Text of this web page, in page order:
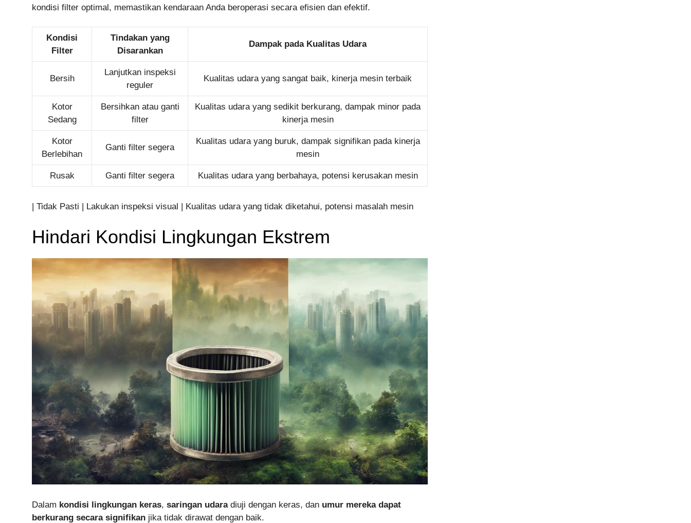
kondisi filter optimal, memastikan kendaraan Anda beroperasi secara efisien dan efektif.
Kondisi
Filter
Tindakan yang
Disarankan
Dampak pada Kualitas Udara
Bersih
Lanjutkan inspeksi
reguler
Kualitas udara yang sangat baik, kinerja mesin terbaik
Kotor
Sedang
Bersihkan atau ganti
filter
Kualitas udara yang sedikit berkurang, dampak minor pada
kinerja mesin
Kotor
Berlebihan
Ganti filter segera
Kualitas udara yang buruk, dampak signifikan pada kinerja
mesin
Rusak Ganti filter segera Kualitas udara yang berbahaya, potensi kerusakan mesin
| Tidak Pasti | Lakukan inspeksi visual | Kualitas udara yang tidak diketahui, potensi masalah mesin
Hindari Kondisi Lingkungan Ekstrem
Dalam kondisi lingkungan keras, saringan udaradiuji dengan keras, dan umur mereka dapat
berkurang secara signifikan jika tidak dirawat dengan baik.